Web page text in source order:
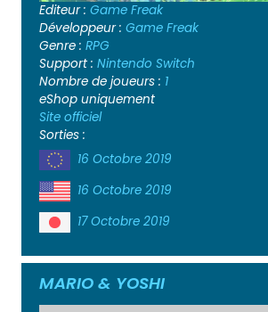
Editeur : Game Freak
Développeur : Game Freak
Genre : RPG
Support : Nintendo Switch
Nombre de joueurs : 1
eShop uniquement
Site officiel
Sorties :
16 Octobre 2019
16 Octobre 2019
17 Octobre 2019
MARIO & YOSHI